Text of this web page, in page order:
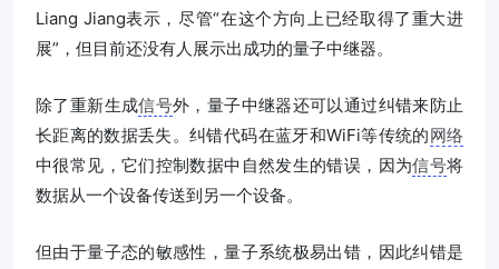
Liang Jiang表示，尽管“在这个方向上已经取得了重大进
展”，但目前还没有人展示出成功的量子中继器。
除了重新生成信号外，量子中继器还可以通过纠错来防止
长距离的数据丢失。纠错代码在蓝牙和WiFi等传统的网络
中很常见，它们控制数据中自然发生的错误，因为信号将
数据从一个设备传送到另一个设备。
但由于量子态的敏感性，量子系统极易出错，因此纠错是